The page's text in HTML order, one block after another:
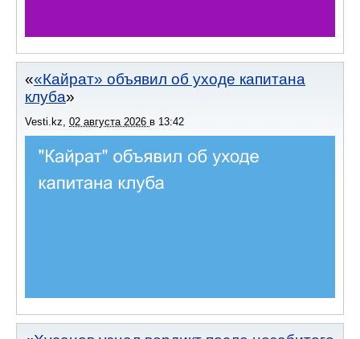
«Кайрат» объявил об уходе капитана
клуба
Vesti.kz 02 августа 2026 в 13:42